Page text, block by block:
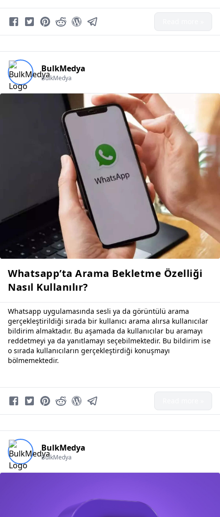
BulkMedya
BulkMedya
Whatsapp’ta Arama Bekletme Özelliği
Nasıl Kullanılır?
Whatsapp uygulamasında sesli ya da görüntülü arama
gerçekleştirildiği sırada bir kullanıcı arama alırsa kullanıcılar
bildirim almaktadır. Bu aşamada da kullanıcılar bu aramayı
reddetmeyi ya da yanıtlamayı seçebilmektedir. Bu bildirim ise
o sırada kullanıcıların gerçekleştirdiği konuşmayı
bölmemektedir.
BulkMedya
BulkMedya